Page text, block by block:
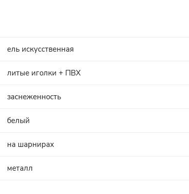
ель искусственная
литые иголки + ПВХ
заснеженность
белый
на шарнирах
металл